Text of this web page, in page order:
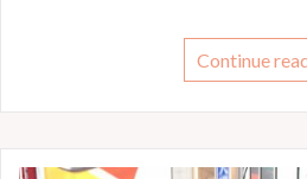
Continue